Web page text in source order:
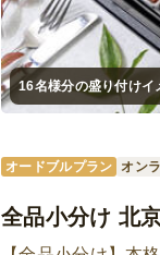
16名様分の盛り付けイ
オードブルプラン オン
全品小分け 北